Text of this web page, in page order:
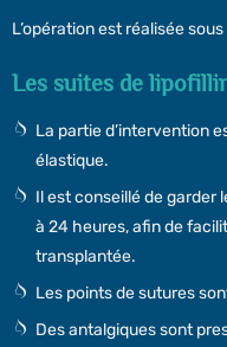
L’opération est réalisée
Les suites de
La partie d’intervention
élastique.
Il est conseillé de garder
à 24 heures, afin de
transplantée.
Les points de sutures
Des antalgiques sont